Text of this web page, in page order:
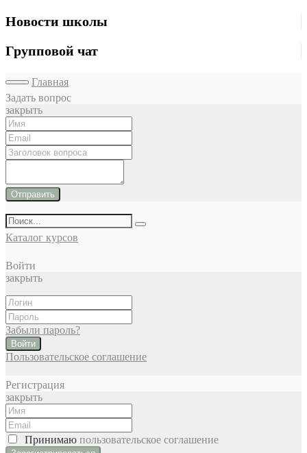
Новости школы
Групповой чат
Главная
Задать вопрос
закрыть
Отправить
Каталог курсов
Войти
закрыть
Забыли пароль?
Войти
Пользовательское соглашение
Регистрация
закрыть
Принимаю пользовательское соглашение